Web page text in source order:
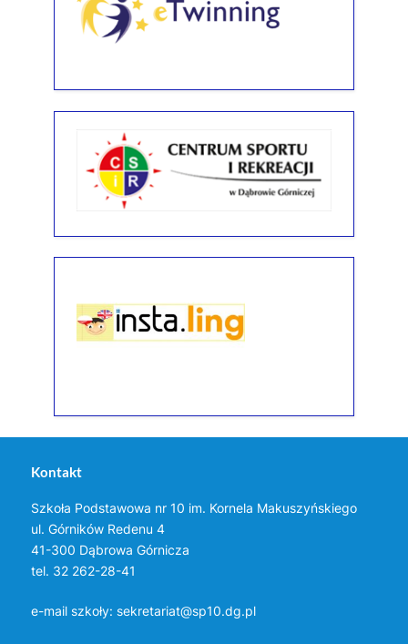
Kontakt
Szkoła Podstawowa nr 10 im. Kornela Makuszyńskiego
ul. Górników Redenu 4
41-300 Dąbrowa Górnicza
tel. 32 262-28-41
e-mail szkoły: sekretariat@sp10.dg.pl